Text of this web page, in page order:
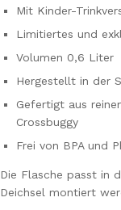
Mit Kinder-
Limitiertes und
Volumen 0,6 Liter
Hergestellt in der
Gefertigt aus
Crossbuggy
Frei von BPA und
Die Flasche passt in
Deichsel montiert